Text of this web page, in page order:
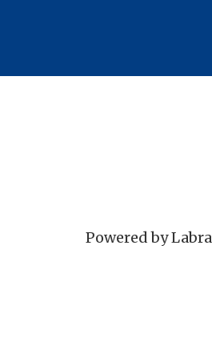
Powered by